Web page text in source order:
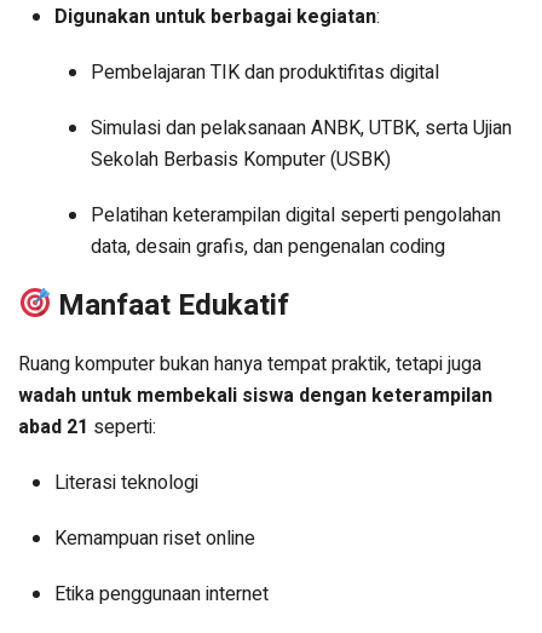
Digunakan untuk berbagai kegiatan:
Pembelajaran TIK dan produktifitas digital
Simulasi dan pelaksanaan ANBK, UTBK, serta Ujian
Sekolah Berbasis Komputer (USBK)
Pelatihan keterampilan digital seperti pengolahan
data, desain grafis, dan pengenalan coding
Manfaat Edukatif
Ruang komputer bukan hanya tempat praktik, tetapi juga
wadah untuk membekali siswa dengan keterampilan
abad 21 seperti:
Literasi teknologi
Kemampuan riset online
Etika penggunaan internet